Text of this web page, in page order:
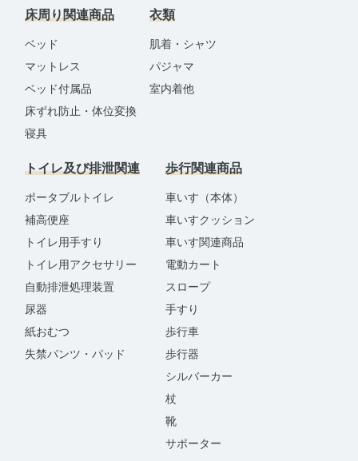
床周り関連商品
ベッド
マットレス
ベッド付属品
床ずれ防止・体位変換
寝具
衣類
肌着・シャツ
パジャマ
室内着他
トイレ及び排泄関連
ポータブルトイレ
補高便座
トイレ用手すり
トイレ用アクセサリー
自動排泄処理装置
尿器
紙おむつ
失禁パンツ・パッド
歩行関連商品
車いす（本体）
車いすクッション
車いす関連商品
電動カート
スロープ
手すり
歩行車
歩行器
シルバーカー
杖
靴
サポーター